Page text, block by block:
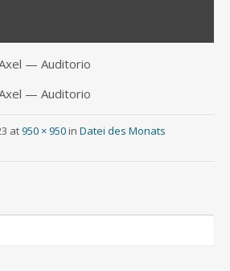
— Auditorio
— Auditorio
at950 × 950in Datei des Monats